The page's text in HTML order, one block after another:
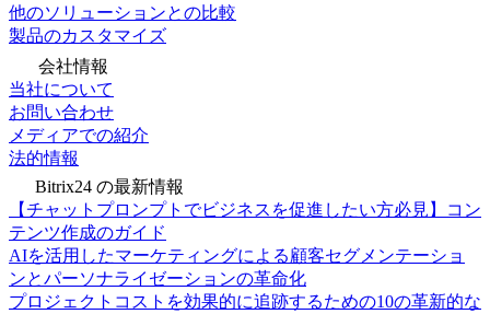
他のソリューションとの比較
製品のカスタマイズ
会社情報
当社について
お問い合わせ
メディアでの紹介
法的情報
Bitrix24 の最新情報
【チャットプロンプトでビジネスを促進したい方必見】コン
テンツ作成のガイド
AIを活用したマーケティングによる顧客セグメンテーショ
ンとパーソナライゼーションの革命化
プロジェクトコストを効果的に追跡するための10の革新的な